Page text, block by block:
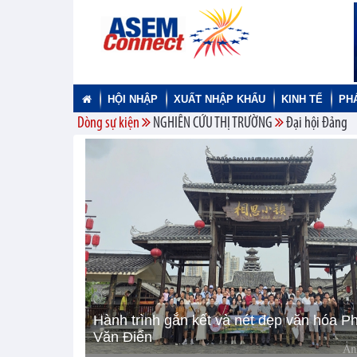
HỘI NHẬP XUẤT NHẬP KHẨU KINH TẾ
Dòng sự kiện NGHIÊN CỨU THỊ TRƯỜNG Đại hội Đảng
Hành trình gắn kết và nét đẹp văn hóa
Văn Điển